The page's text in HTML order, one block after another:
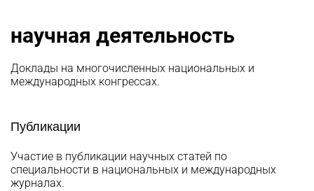
научная деятельность
Доклады на многочисленных национальных и
международных конгрессах.
Публикации
Участие в публикации научных статей по
специальности в национальных и международных
журналах.